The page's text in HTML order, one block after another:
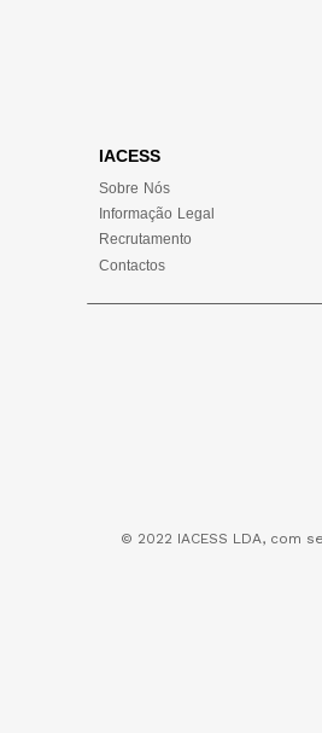
IACESS
Sobre Nós
Informação Legal
Recrutamento
Contactos
© 2022 IACESS LDA, com